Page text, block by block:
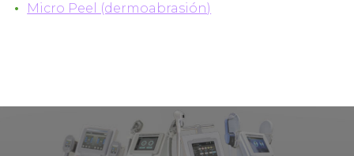
Micro Peel (dermoabrasión)